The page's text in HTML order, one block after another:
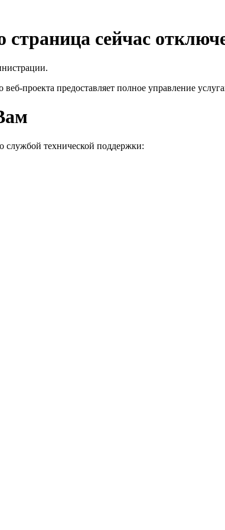
страница сейчас
веб-проекта предоставляет полное управление
службой технической поддержки: